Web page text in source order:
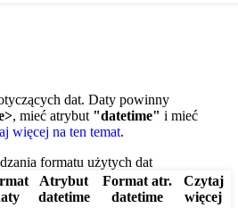
dat. Daty powinny
, mieć atrybut "datetime" i mieć
więcej na ten temat.
formatu użytych dat
Atrybut
datetime
Format atr.
datetime
Czytaj
więcej